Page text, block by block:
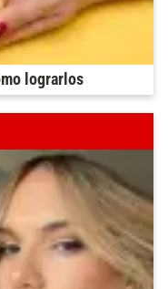
lograrlos